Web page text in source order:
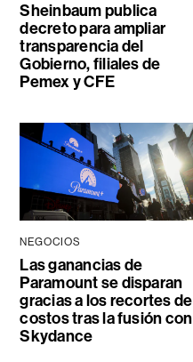
Sheinbaum publica
decreto para ampliar
transparencia del
Gobierno, filiales de
Pemex y CFE
NEGOCIOS
Las ganancias de
Paramount se disparan
gracias a los recortes de
costos tras la fusión con
Skydance